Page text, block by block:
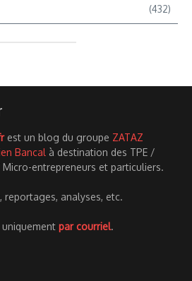
(432)
est un blog du groupe ZATAZ
Bancal à destination des TPE /
entrepreneurs et particuliers.
reportages, analyses, etc.
par courriel.